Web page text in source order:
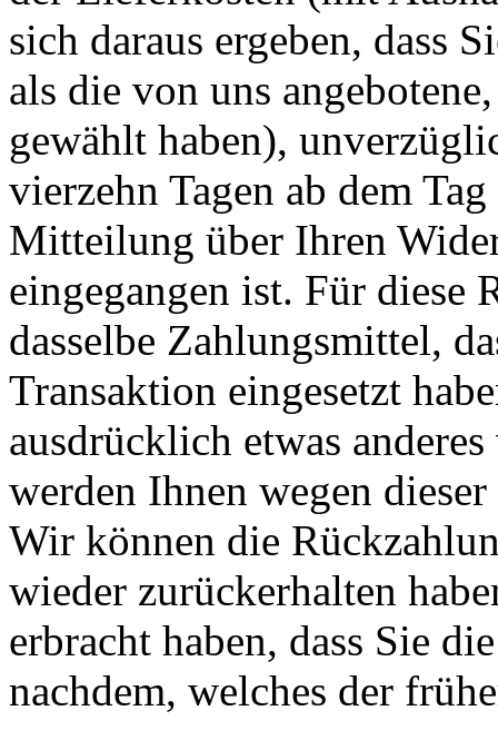
sich daraus ergeben, dass
als die von uns
gewählt haben),
vierzehn Tagen ab dem
Mitteilung über Ihren
eingegangen ist. Für diese
dasselbe Zahlungsmittel,
Transaktion eingesetzt
ausdrücklich etwas
werden Ihnen wegen
Wir können die
wieder zurückerhalten
erbracht haben, dass Sie
nachdem, welches der